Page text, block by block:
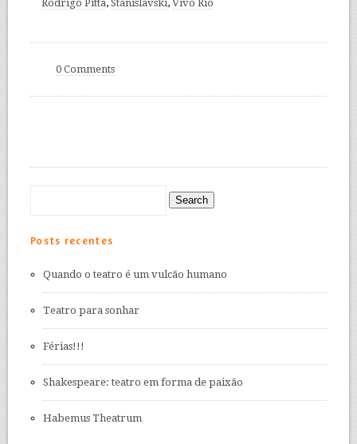
Rodrigo Pitta, Stanislavski, Vivo Rio
0 Comments
Posts recentes
Quando o teatro é um vulcão humano
Teatro para sonhar
Férias!!!
Shakespeare: teatro em forma de paixão
Habemus Theatrum